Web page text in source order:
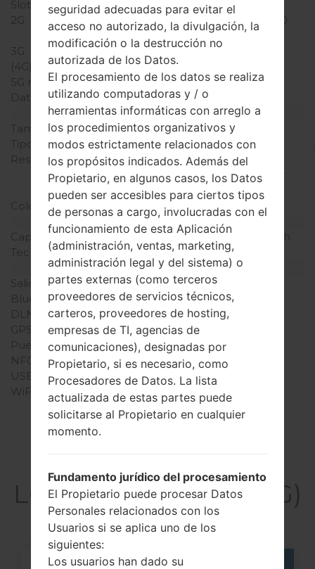
Slot de tarjeta
1 Mini-SIM
2G
GSM 850/900/1800/1900
MHz
3G
-
(4G) LTE
-
5G network
Datos
-
Pantalla
Tamaño de la pantalla
2.0 pulgadas
Tipo de Pantalla
TFT
Resolución de Pantalla
220 x 176 píxeles (~146
densidad de píxeles por
pulgada)
Colores de pantalla
256K colores
Batería y Teclado
Capacidad de batería
Extraíble Li-Ion 800 mAh
Teclado físico
Sí
Interfaces
Salida de audio
-
Bluetooth
versión 2.1, A2DP
DLNA
No
GPS
-
Puerto infrarrojo
No
NFC
No
USB
USB 2.0
WiFi
Artículos
LGGB255G(LGGB255G)
seguridad adecuadas para evitar el
acceso no autorizado, la divulgación, la
modificación o la destrucción no
autorizada de los Datos.
El procesamiento de los datos se realiza
utilizando computadoras y / o
herramientas informáticas con arreglo a
los procedimientos organizativos y
modos estrictamente relacionados con
los propósitos indicados. Además del
Propietario, en algunos casos, los Datos
pueden ser accesibles para ciertos tipos
de personas a cargo, involucradas con el
funcionamiento de esta Aplicación
(administración, ventas, marketing,
administración legal y del sistema) o
partes externas (como terceros
proveedores de servicios técnicos,
carteros, proveedores de hosting,
empresas de TI, agencias de
comunicaciones), designadas por
Propietario, si es necesario, como
Procesadores de Datos. La lista
actualizada de estas partes puede
solicitarse al Propietario en cualquier
momento.
Fundamento jurídico del procesamiento
El Propietario puede procesar Datos
Personales relacionados con los
Usuarios si se aplica uno de los
siguientes:
Los usuarios han dado su